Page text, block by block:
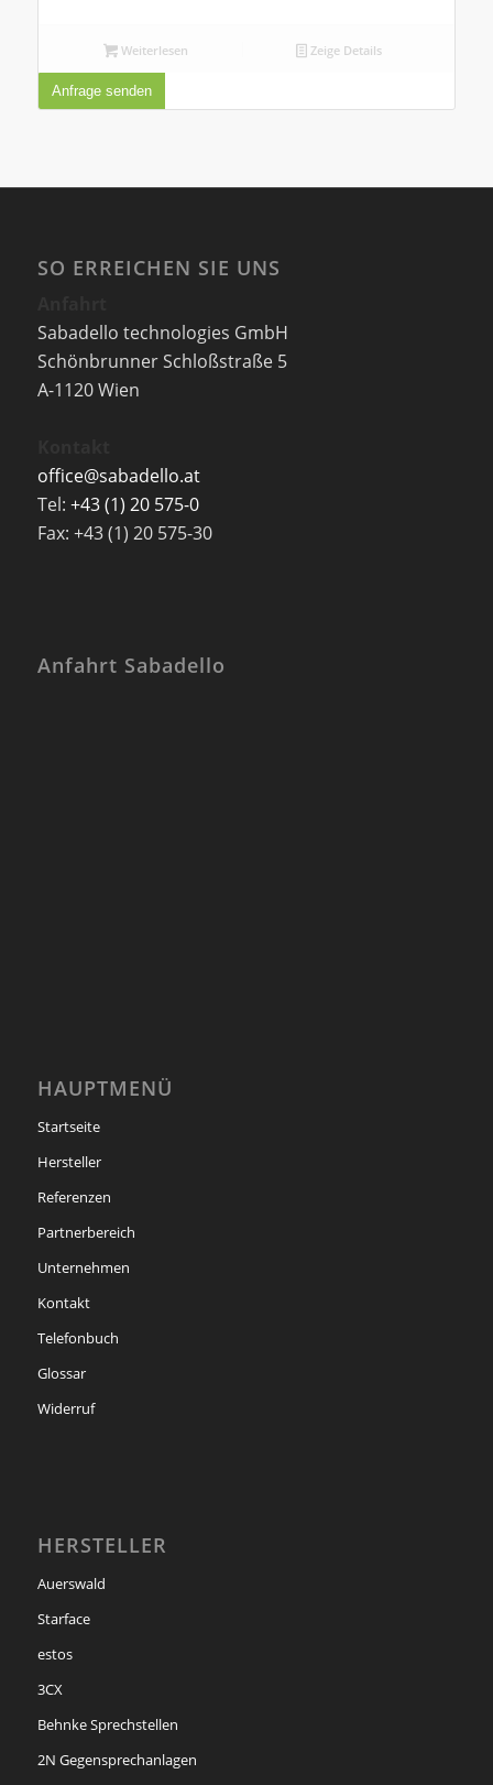
Weiterlesen Zeige Details
Anfrage senden
SO ERREICHEN SIE UNS
Sabadello technologies GmbH
Schönbrunner Schloßstraße 5
A-1120 Wien
office@sabadello.at
Tel: +43 (1) 20 575-0
Fax: +43 (1) 20 575-30
Anfahrt Sabadello
HAUPTMENÜ
Startseite
Hersteller
Referenzen
Partnerbereich
Unternehmen
Kontakt
Telefonbuch
Glossar
Widerruf
HERSTELLER
Auerswald
Starface
estos
3CX
Behnke Sprechstellen
2N Gegensprechanlagen